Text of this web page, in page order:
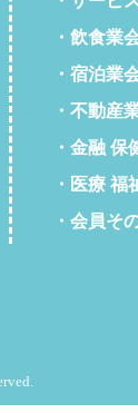
・飲食業
・宿泊業
・不動産
・金融 保
・医療 福
・会員そ